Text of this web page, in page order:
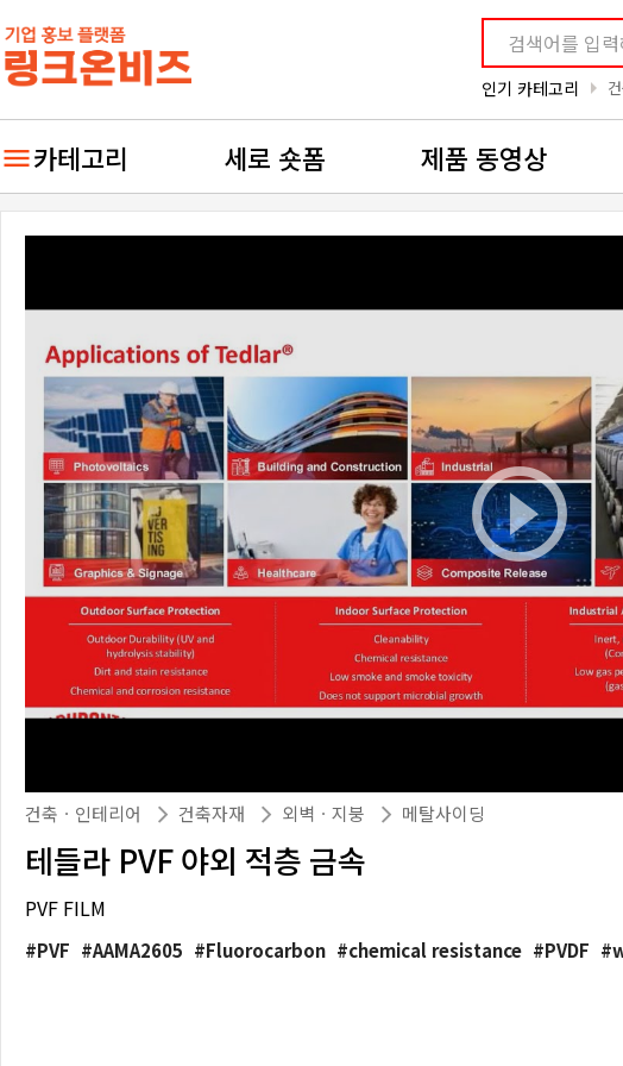
인기 카테고리 arrow_right
카테고리 세로 숏폼 제품 동영상
건축ㆍ인테리어 건축자재 외벽ㆍ지붕 메탈사이딩
테들라 PVF 야외 적층 금속
PVF FILM
PVF AAMA2605 Fluorocarbon chemical resistance PVDF